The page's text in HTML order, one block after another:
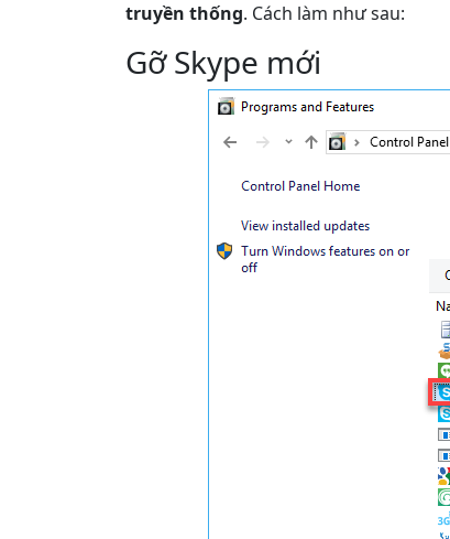
truyền thống. Cách làm như sau:
Gỡ Skype mới